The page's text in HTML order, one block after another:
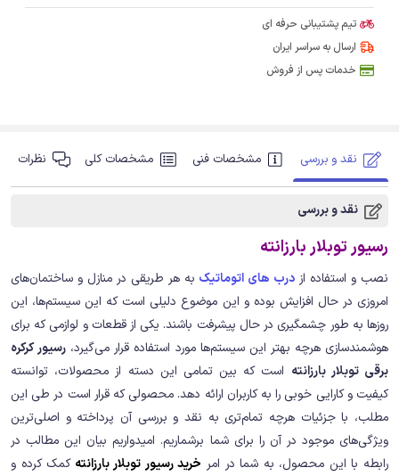
تیم پشتیبانی حرفه ای
ارسال به سراسر ایران
خدمات پس از فروش
نقد و بررسی مشخصات فنی مشخصات کلی نظرات
نقد و بررسی
رسیور توبلار بارزانته
نصب و استفاده از درب های اتوماتیک به هر طریقی در منازل و ساختمان‌های
امروزی در حال افزایش بوده و این موضوع دلیلی است که این سیستم‌ها، این
روزها به طور چشمگیری در حال پیشرفت باشند. یکی از قطعات و لوازمی که برای
هوشمندسازی هرچه بهتر این سیستم‌ها مورد استفاده قرار می‌گیرد، رسیور کرکره
برقی توبلار بارزانته است که بین تمامی این دسته از محصولات، توانسته
کیفیت و کارایی خوبی را به کاربران ارائه دهد. محصولی که قرار است در طی این
مطلب، با جزئیات هرچه تمام‌تری به نقد و بررسی آن پرداخته و اصلی‌ترین
ویژگی‌های موجود در آن را برای شما برشماریم. امیدواریم بیان این مطالب در
رابطه با این محصول، به شما در امر خرید رسیور توبلار بارزانته کمک کرده و